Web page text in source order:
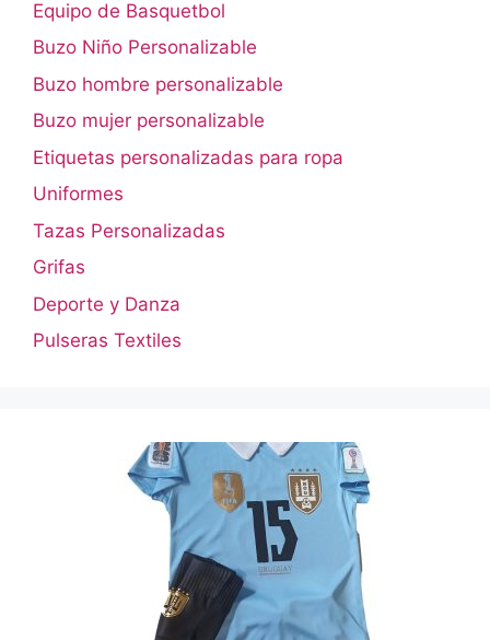
Equipo de Basquetbol
Buzo Niño Personalizable
Buzo hombre personalizable
Buzo mujer personalizable
Etiquetas personalizadas para ropa
Uniformes
Tazas Personalizadas
Grifas
Deporte y Danza
Pulseras Textiles